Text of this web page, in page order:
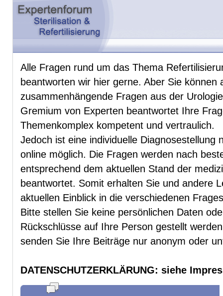
Alle Fragen rund um das Thema
beantworten wir hier gerne. Aber Sie können
zusammenhängende Fragen aus der
Gremium von Experten beantwortet Ihre
Themenkomplex kompetent und vertraulich.
Jedoch ist eine individuelle Diagnosestellung
online möglich. Die Fragen werden nach
entsprechend dem aktuellen Stand der
beantwortet. Somit erhalten Sie und andere
aktuellen Einblick in die verschiedenen
Bitte stellen Sie keine persönlichen Daten
Rückschlüsse auf Ihre Person gestellt
senden Sie Ihre Beiträge nur anonym oder
DATENSCHUTZERKLÄRUNG: siehe